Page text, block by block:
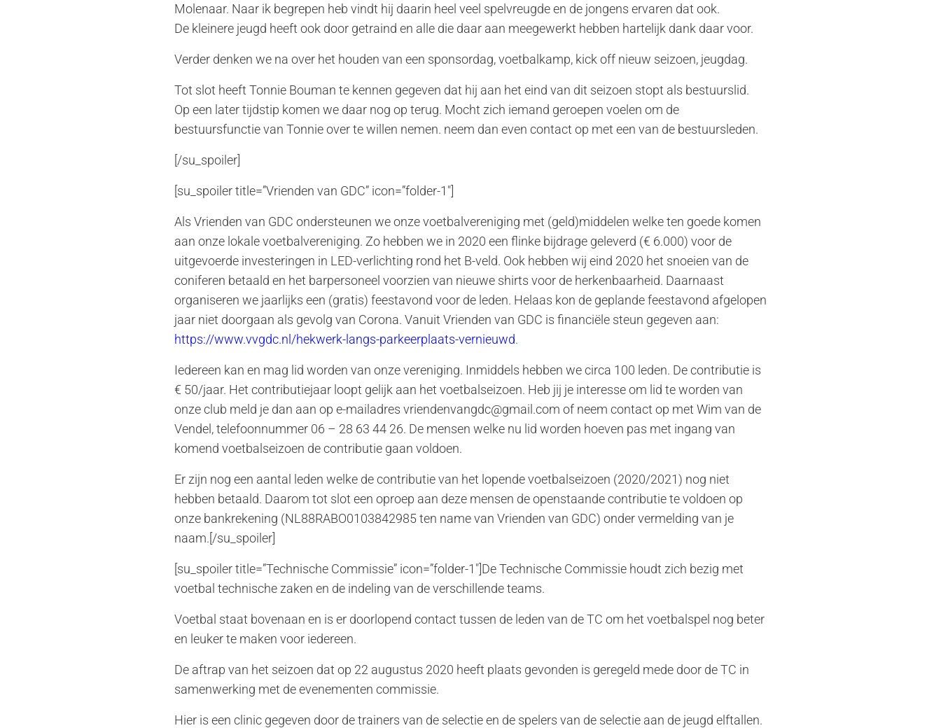
Molenaar. Naar ik begrepen heb vindt hij daarin heel veel spelvreugde en de jongens ervaren dat ook.
De kleinere jeugd heeft ook door getraind en alle die daar aan meegewerkt hebben hartelijk dank daar voor.
Verder denken we na over het houden van een sponsordag, voetbalkamp, kick off nieuw seizoen, jeugdag.
Tot slot heeft Tonnie Bouman te kennen gegeven dat hij aan het eind van dit seizoen stopt als bestuurslid.
Op een later tijdstip komen we daar nog op terug. Mocht zich iemand geroepen voelen om de
bestuursfunctie van Tonnie over te willen nemen. neem dan even contact op met een van de bestuursleden.
[/su_spoiler]
[su_spoiler title=”Vrienden van GDC” icon=”folder-1″]
Als Vrienden van GDC ondersteunen we onze voetbalvereniging met (geld)middelen welke ten goede komen
aan onze lokale voetbalvereniging. Zo hebben we in 2020 een flinke bijdrage geleverd (€ 6.000) voor de
uitgevoerde investeringen in LED-verlichting rond het B-veld. Ook hebben wij eind 2020 het snoeien van de
coniferen betaald en het barpersoneel voorzien van nieuwe shirts voor de herkenbaarheid. Daarnaast
organiseren we jaarlijks een (gratis) feestavond voor de leden. Helaas kon de geplande feestavond afgelopen
jaar niet doorgaan als gevolg van Corona. Vanuit Vrienden van GDC is financiële steun gegeven aan:
https://www.vvgdc.nl/hekwerk-langs-parkeerplaats-vernieuwd.
Iedereen kan en mag lid worden van onze vereniging. Inmiddels hebben we circa 100 leden. De contributie is
€ 50/jaar. Het contributiejaar loopt gelijk aan het voetbalseizoen. Heb jij je interesse om lid te worden van
onze club meld je dan aan op e-mailadres vriendenvangdc@gmail.com of neem contact op met Wim van de
Vendel, telefoonnummer 06 – 28 63 44 26. De mensen welke nu lid worden hoeven pas met ingang van
komend voetbalseizoen de contributie gaan voldoen.
Er zijn nog een aantal leden welke de contributie van het lopende voetbalseizoen (2020/2021) nog niet
hebben betaald. Daarom tot slot een oproep aan deze mensen de openstaande contributie te voldoen op
onze bankrekening (NL88RABO0103842985 ten name van Vrienden van GDC) onder vermelding van je
naam.[/su_spoiler]
[su_spoiler title=”Technische Commissie” icon=”folder-1″]De Technische Commissie houdt zich bezig met
voetbal technische zaken en de indeling van de verschillende teams.
Voetbal staat bovenaan en is er doorlopend contact tussen de leden van de TC om het voetbalspel nog beter
en leuker te maken voor iedereen.
De aftrap van het seizoen dat op 22 augustus 2020 heeft plaats gevonden is geregeld mede door de TC in
samenwerking met de evenementen commissie.
Hier is een clinic gegeven door de trainers van de selectie en de spelers van de selectie aan de jeugd elftallen.